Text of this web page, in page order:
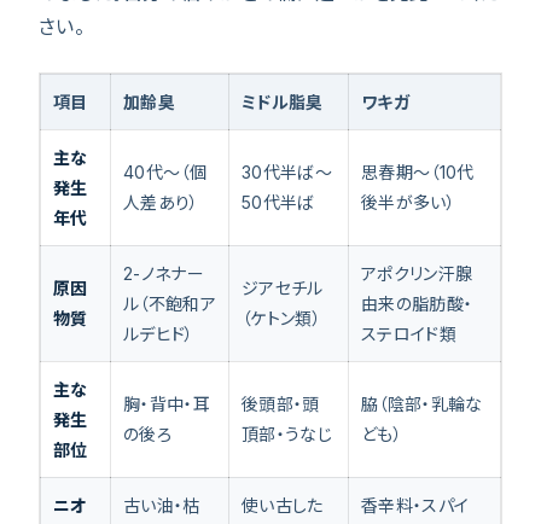
さい。
項目 加齢臭 ミドル脂臭 ワキガ
主な
発生
年代
40代〜（個
人差あり）
30代半ば〜
50代半ば
思春期〜（10代
後半が多い）
原因
物質
2-ノネナー
ル（不飽和ア
ルデヒド）
ジアセチル
（ケトン類）
アポクリン汗腺
由来の脂肪酸・
ステロイド類
主な
発生
部位
胸・背中・耳
の後ろ
後頭部・頭
頂部・うなじ
脇（陰部・乳輪な
ども）
ニオ
古い油・枯
使い古した
香辛料・スパイ